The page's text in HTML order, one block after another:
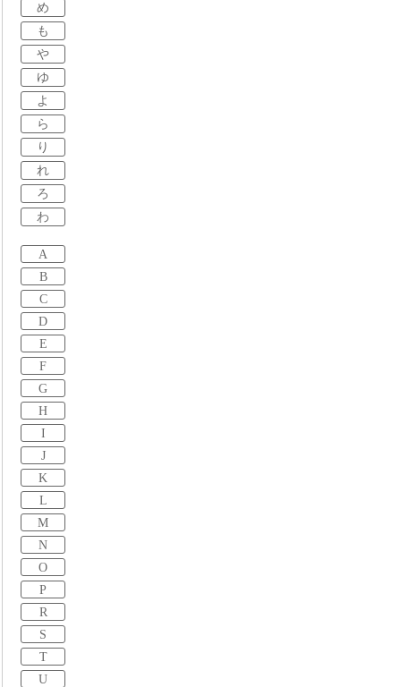
め
も
や
ゆ
よ
ら
り
れ
ろ
わ
A
B
C
D
E
F
G
H
I
J
K
L
M
N
O
P
R
S
T
U